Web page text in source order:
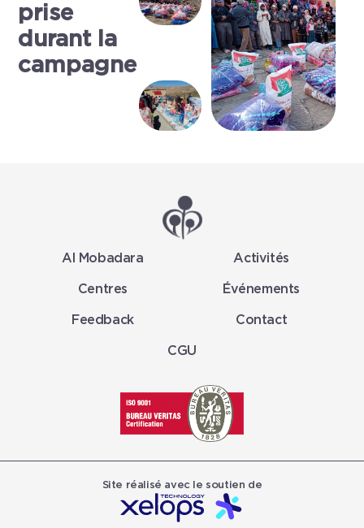
prise
durant la
campagne
Al Mobadara Activités
Centres Événements
Feedback Contact
CGU
Site réalisé avec le soutien de